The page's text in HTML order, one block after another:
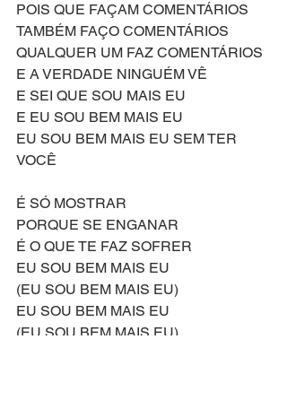
POIS QUE FAÇAM COMENTÁRIOS
TAMBÉM FAÇO COMENTÁRIOS
QUALQUER UM FAZ COMENTÁRIOS
E A VERDADE NINGUÉM VÊ
E SEI QUE SOU MAIS EU
E EU SOU BEM MAIS EU
EU SOU BEM MAIS EU SEM TER
VOCÊ
É SÓ MOSTRAR
PORQUE SE ENGANAR
É O QUE TE FAZ SOFRER
EU SOU BEM MAIS EU
(EU SOU BEM MAIS EU)
EU SOU BEM MAIS EU
(EU SOU BEM MAIS EU)